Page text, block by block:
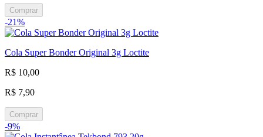
Comprar
-21%
Cola Super Bonder Original 3g Loctite
R$ 10,00
R$ 7,90
Comprar
-9%